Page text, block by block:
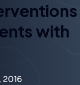
with
2016